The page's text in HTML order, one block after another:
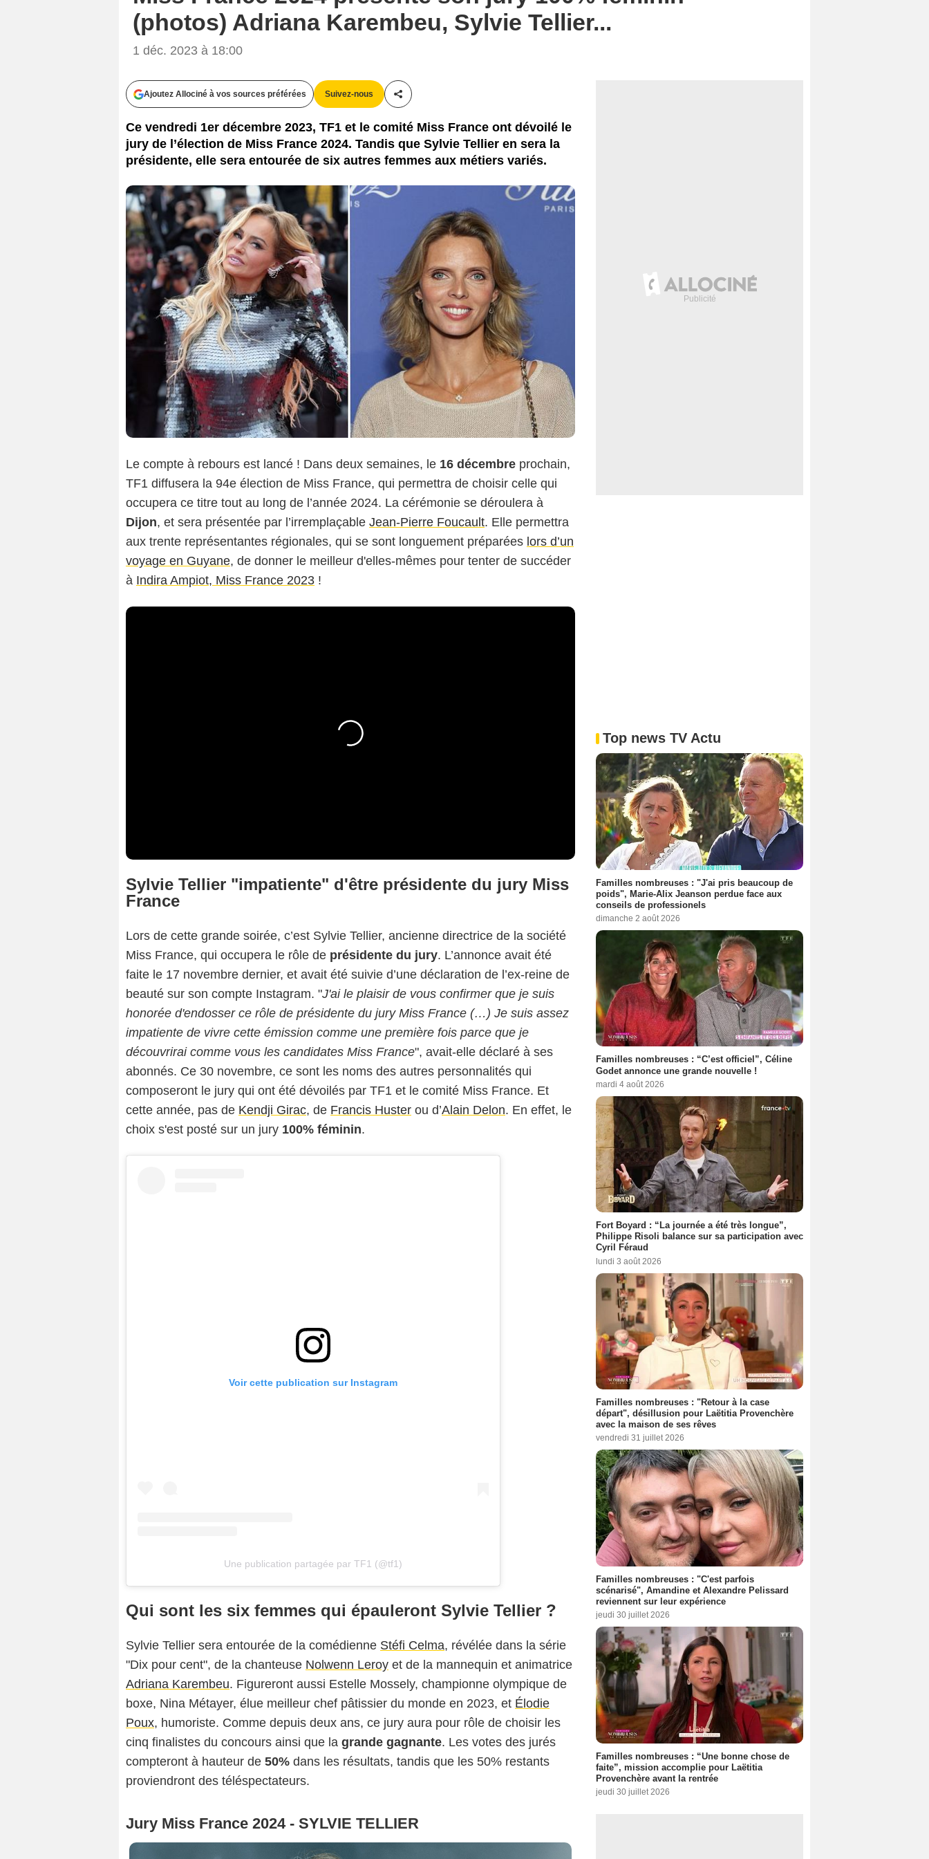
(photos) Adriana Karembeu, Sylvie Tellier...
1 déc. 2023 à 18:00
Ajoutez Allociné à vos sources préférées Suivez-nous
Partager cet article
Ce vendredi 1er décembre 2023, TF1 et le comité Miss France ont dévoilé le
jury de l’élection de Miss France 2024. Tandis que Sylvie Tellier en sera la
présidente, elle sera entourée de six autres femmes aux métiers variés.
Le compte à rebours est lancé ! Dans deux semaines, le 16 décembre prochain,
TF1 diffusera la 94e élection de Miss France, qui permettra de choisir celle qui
occupera ce titre tout au long de l’année 2024. La cérémonie se déroulera à
Dijon, et sera présentée par l’irremplaçable Jean-Pierre Foucault. Elle permettra
aux trente représentantes régionales, qui se sont longuement préparées lors d’un
voyage en Guyane, de donner le meilleur d'elles-mêmes pour tenter de succéder
à Indira Ampiot, Miss France 2023 !
Sylvie Tellier "impatiente" d'être présidente du jury Miss
France
Lors de cette grande soirée, c’est Sylvie Tellier, ancienne directrice de la société
Miss France, qui occupera le rôle de présidente du jury. L’annonce avait été
faite le 17 novembre dernier, et avait été suivie d’une déclaration de l’ex-reine de
beauté sur son compte Instagram. "J'ai le plaisir de vous confirmer que je suis
honorée d'endosser ce rôle de présidente du jury Miss France (…) Je suis assez
impatiente de vivre cette émission comme une première fois parce que je
découvrirai comme vous les candidates Miss France", avait-elle déclaré à ses
abonnés. Ce 30 novembre, ce sont les noms des autres personnalités qui
composeront le jury qui ont été dévoilés par TF1 et le comité Miss France. Et
cette année, pas de Kendji Girac, de Francis Huster ou d’Alain Delon. En effet, le
choix s'est posté sur un jury 100% féminin.
Voir cette publication sur Instagram
Une publication partagée par TF1 (@tf1)
Qui sont les six femmes qui épauleront Sylvie Tellier ?
Sylvie Tellier sera entourée de la comédienne Stéfi Celma, révélée dans la série
"Dix pour cent", de la chanteuse Nolwenn Leroy et de la mannequin et animatrice
Adriana Karembeu. Figureront aussi Estelle Mossely, championne olympique de
boxe, Nina Métayer, élue meilleur chef pâtissier du monde en 2023, et Élodie
Poux, humoriste. Comme depuis deux ans, ce jury aura pour rôle de choisir les
cinq finalistes du concours ainsi que la grande gagnante. Les votes des jurés
compteront à hauteur de 50% dans les résultats, tandis que les 50% restants
proviendront des téléspectateurs.
Jury Miss France 2024 - SYLVIE TELLIER
Top news TV Actu
Familles nombreuses : "J'ai pris beaucoup de
poids", Marie-Alix Jeanson perdue face aux
conseils de professionels
dimanche 2 août 2026
Familles nombreuses : “C’est officiel”, Céline
Godet annonce une grande nouvelle !
mardi 4 août 2026
Fort Boyard : “La journée a été très longue”,
Philippe Risoli balance sur sa participation avec
Cyril Féraud
lundi 3 août 2026
Familles nombreuses : "Retour à la case
départ", désillusion pour Laëtitia Provenchère
avec la maison de ses rêves
vendredi 31 juillet 2026
Familles nombreuses : "C'est parfois
scénarisé", Amandine et Alexandre Pelissard
reviennent sur leur expérience
jeudi 30 juillet 2026
Familles nombreuses : “Une bonne chose de
faite”, mission accomplie pour Laëtitia
Provenchère avant la rentrée
jeudi 30 juillet 2026